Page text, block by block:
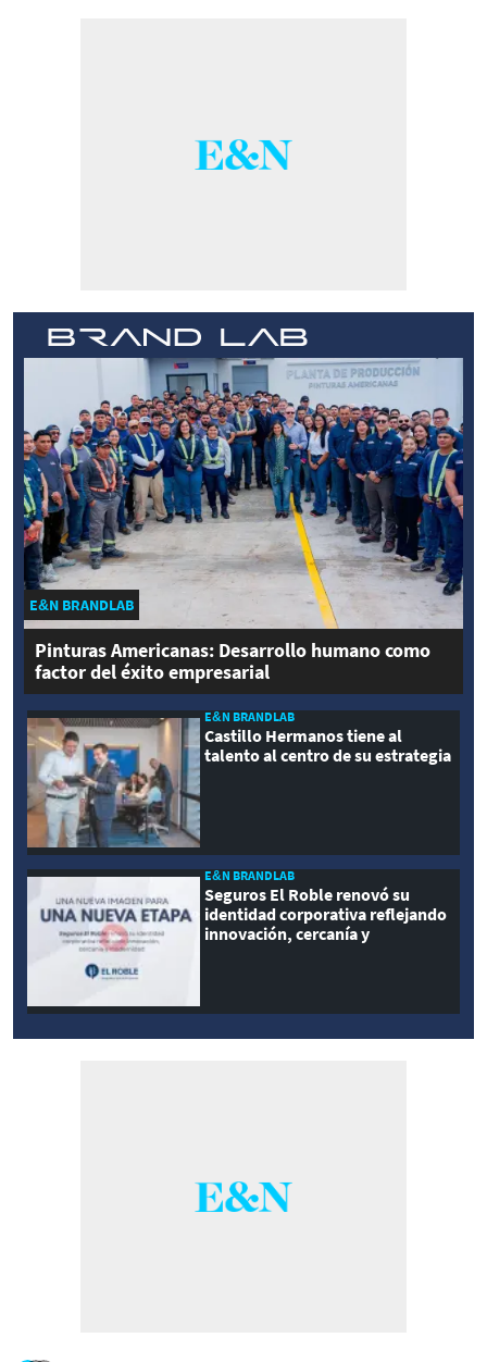
E&N BRANDLAB
Pinturas Americanas: Desarrollo humano como
factor del éxito empresarial
E&N BRANDLAB
Castillo Hermanos tiene al
talento al centro de su estrategia
E&N BRANDLAB
Seguros El Roble renovó su
identidad corporativa reflejando
innovación, cercanía y